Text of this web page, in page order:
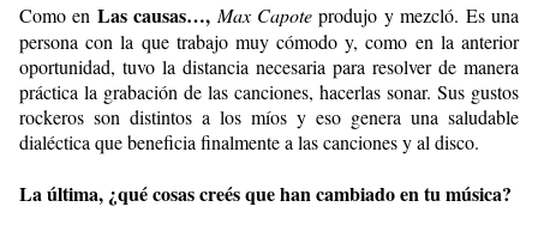
Como en Las causas…, Max Capote produjo y mezcló. Es una
persona con la que trabajo muy cómodo y, como en la anterior
oportunidad, tuvo la distancia necesaria para resolver de manera
práctica la grabación de las canciones, hacerlas sonar. Sus gustos
rockeros son distintos a los míos y eso genera una saludable
dialéctica que beneficia finalmente a las canciones y al disco.
La última, ¿qué cosas creés que han cambiado en tu música?